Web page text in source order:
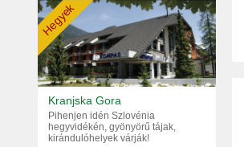
Hegyek
Kranjska Gora
Pihenjen idén Szlovénia
hegyvidékén, gyönyörű tájak,
kirándulóhelyek várják!